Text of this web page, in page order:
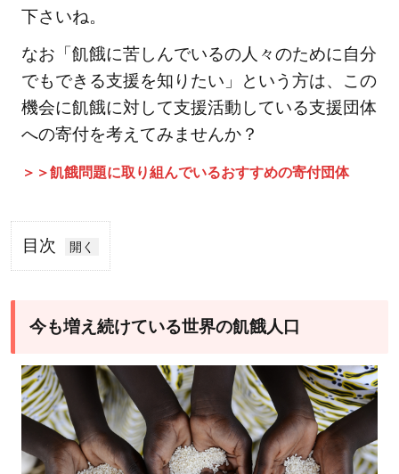
下さいね。
なお「飢餓に苦しんでいるの人々のために自分
でもできる支援を知りたい」という方は、この
機会に飢餓に対して支援活動している支援団体
への寄付を考えてみませんか？
＞＞飢餓問題に取り組んでいるおすすめの寄付団体
目次
1
も
え
続
け
い
今も増え続けている世界の飢餓人口